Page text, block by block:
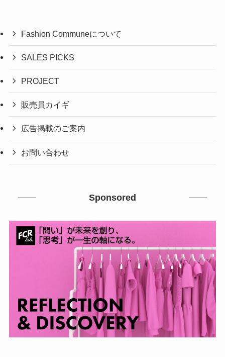
Fashion Communeについて
SALES PICKS
PROJECT
販売員カイギ
広告掲載のご案内
お問い合わせ
Sponsored